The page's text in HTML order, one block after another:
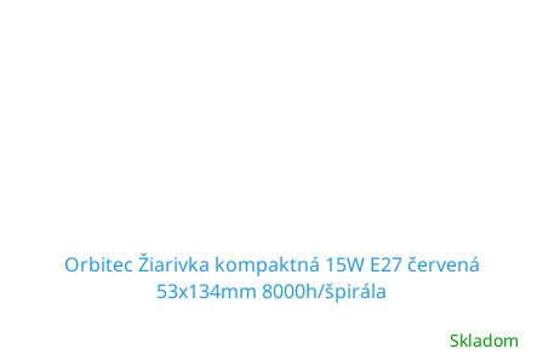
Orbitec Žiarivka kompaktná 15W E27 červená
53x134mm 8000h/špirála
Skladom